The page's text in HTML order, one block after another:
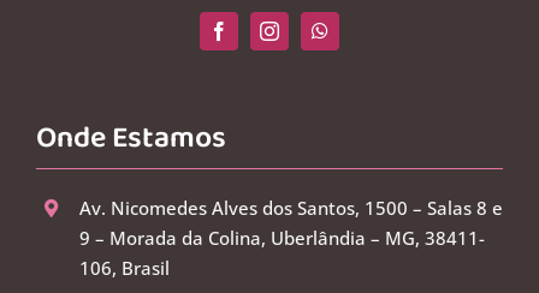
Onde Estamos
Av. Nicomedes Alves dos Santos, 1500 – Salas 8 e
9 – Morada da Colina, Uberlândia – MG, 38411-
106, Brasil